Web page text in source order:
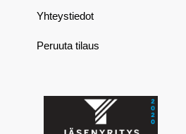
Yhteystiedot
Peruuta tilaus